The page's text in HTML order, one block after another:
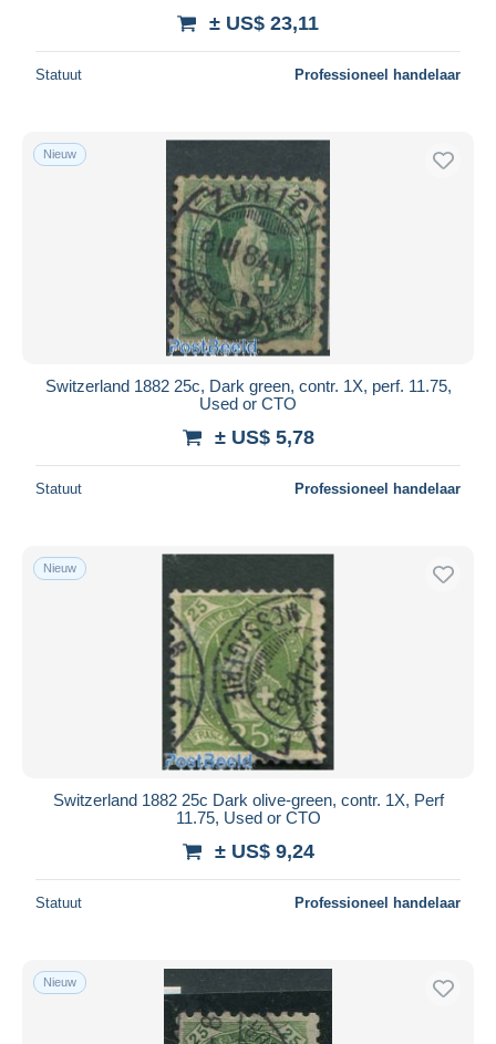
± US$ 23,11
Statuut Professioneel handelaar
Nieuw
Switzerland 1882 25c, Dark green, contr. 1X, perf. 11.75,
Used or CTO
± US$ 5,78
Statuut Professioneel handelaar
Nieuw
Switzerland 1882 25c Dark olive-green, contr. 1X, Perf
11.75, Used or CTO
± US$ 9,24
Statuut Professioneel handelaar
Nieuw